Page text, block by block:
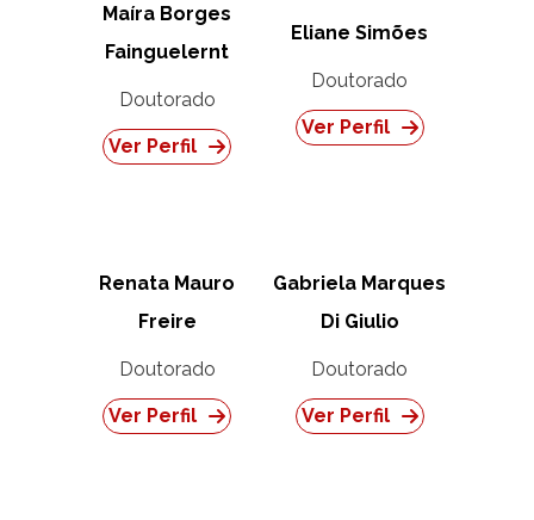
Maíra Borges
Fainguelernt
Doutorado
Ver Perfil
Eliane Simões
Doutorado
Ver Perfil
Renata Mauro
Freire
Doutorado
Ver Perfil
Gabriela Marques
Di Giulio
Doutorado
Ver Perfil